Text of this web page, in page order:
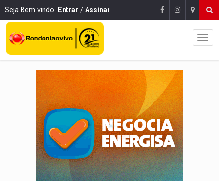
Seja Bem vindo. Entrar / Assinar